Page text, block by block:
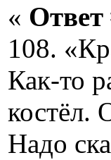
« Ответ
108.
Как-то
костёл.
Надо